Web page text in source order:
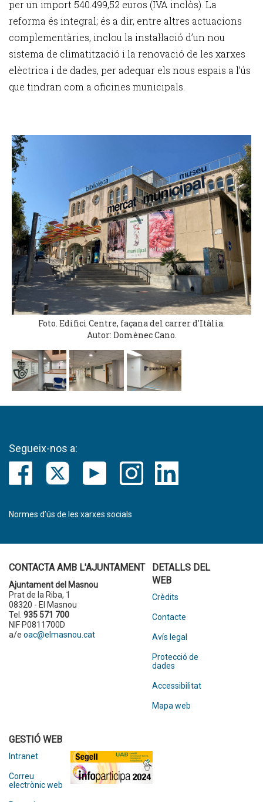
per un import 540.499,52 euros (IVA inclòs). La
reforma és integral; és a dir, entre altres actuacions
complementàries, inclou la instal·lació d’un nou
sistema de climatització i la renovació de les xarxes
elèctrica i de dades, per adequar els nous espais a l’ús
que tindran com a oficines municipals.
Foto. Edifici Centre, façana del carrer d'Itàlia.
Autor: Domènec Cano.
Segueix-nos a:
Normes d’ús de les xarxes socials
CONTACTA AMB L'AJUNTAMENT
Ajuntament del Masnou
Prat de la Riba, 1
08320 - El Masnou
Tel. 935 571 700
NIF P0811700D
a/e oac@elmasnou.cat
DETALLS DEL
WEB
Crèdits
Contacte
Avís legal
Protecció de
dades
Accessibilitat
Mapa web
GESTIÓ WEB
Intranet
Correu
electrònic web